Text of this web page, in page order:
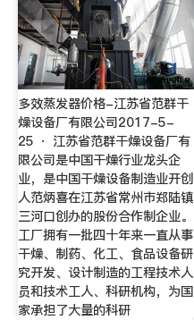
多效蒸发器价格-江苏省范群干
燥设备厂有限公司2017-5-
25 · 江苏省范群干燥设备厂有
限公司是中国干燥行业龙头企
业，是中国干燥设备制造业开创
人范炳喜在江苏省常州市郑陆镇
三河口创办的股份合作制企业。
工厂拥有一批四十年来一直从事
干燥、制药、化工、食品设备研
究开发、设计制造的工程技术人
员和技术工人、科研机构，为国
家承担了大量的科研